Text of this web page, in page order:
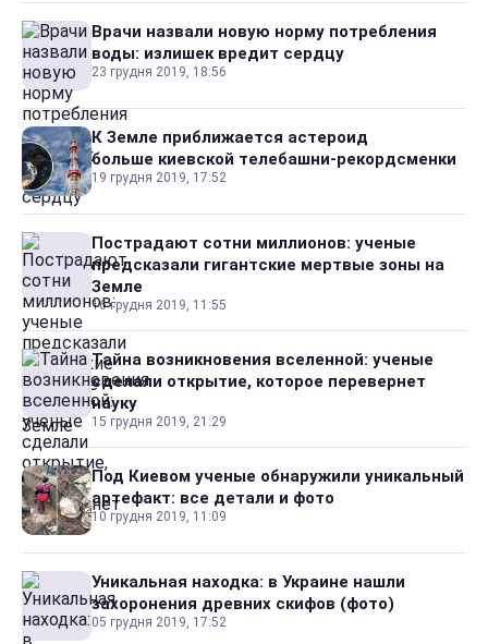
Врачи назвали новую норму потребления
воды: излишек вредит сердцу
23 грудня 2019, 18:56
К Земле приближается астероид
больше киевской телебашни-рекордсменки
19 грудня 2019, 17:52
Пострадают сотни миллионов: ученые
предсказали гигантские мертвые зоны на
Земле
16 грудня 2019, 11:55
Тайна возникновения вселенной: ученые
сделали открытие, которое перевернет
науку
15 грудня 2019, 21:29
Под Киевом ученые обнаружили уникальный
артефакт: все детали и фото
10 грудня 2019, 11:09
Уникальная находка: в Украине нашли
захоронения древних скифов (фото)
05 грудня 2019, 17:52